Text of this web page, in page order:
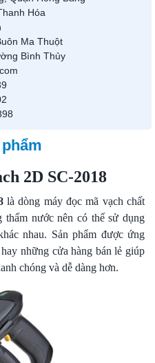
Hóa
Ma Thuột
Bình Thủy
2D SC-2018
là dòng máy đọc mã vạch chất
nước nên có thể sử dụng
nhau. Sản phẩm được ứng
những cửa hàng bán lẻ giúp
chóng và dễ dàng hơn.